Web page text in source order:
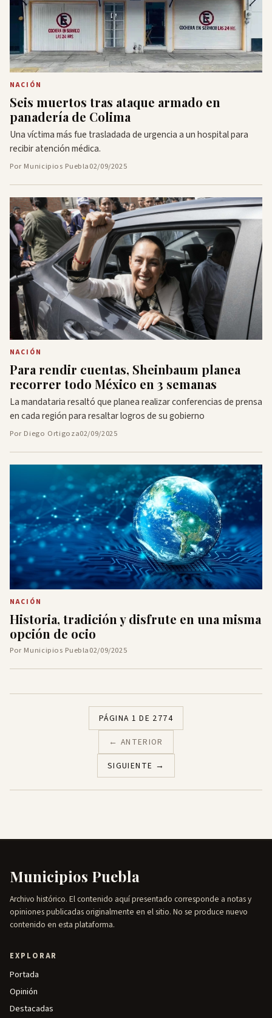
NACIÓN
Seis muertos tras ataque armado en
panadería de Colima
Una víctima más fue trasladada de urgencia a un hospital para
recibir atención médica.
Por Municipios Puebla02/09/2025
NACIÓN
Para rendir cuentas, Sheinbaum planea
recorrer todo México en 3 semanas
La mandataria resaltó que planea realizar conferencias de prensa
en cada región para resaltar logros de su gobierno
Por Diego Ortigoza02/09/2025
NACIÓN
Historia, tradición y disfrute en una misma
opción de ocio
Por Municipios Puebla02/09/2025
← ANTERIOR
PÁGINA 1 DE 2774
SIGUIENTE →
Municipios Puebla
Archivo histórico. El contenido aquí presentado corresponde a notas y
opiniones publicadas originalmente en el sitio. No se produce nuevo
contenido en esta plataforma.
EXPLORAR
Portada
Opinión
Destacadas